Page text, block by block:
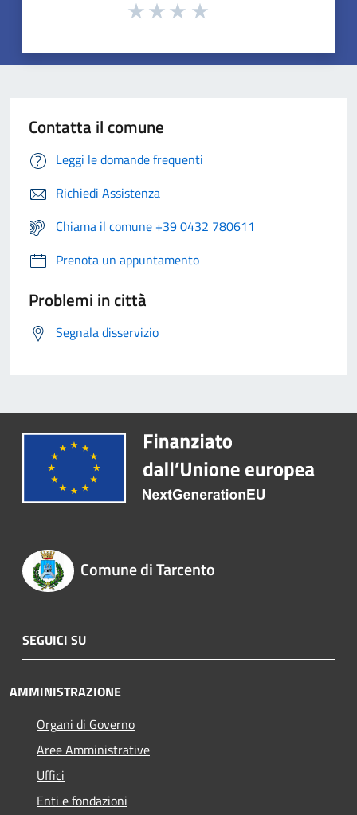
Contatta il comune
Leggi le domande frequenti
Richiedi Assistenza
Chiama il comune +39 0432 780611
Prenota un appuntamento
Problemi in città
Segnala disservizio
Comune di Tarcento
SEGUICI SU
AMMINISTRAZIONE
Organi di Governo
Aree Amministrative
Uffici
Enti e fondazioni